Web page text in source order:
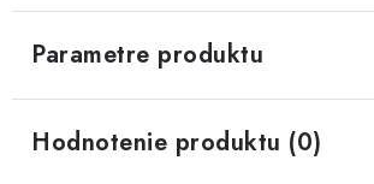
Parametre produktu
Hodnotenie produktu (0)